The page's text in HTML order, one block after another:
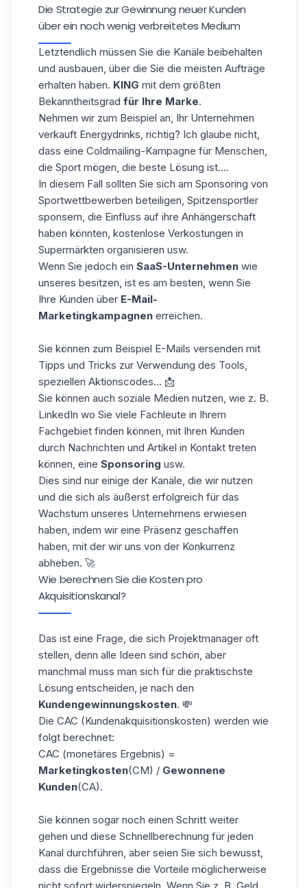
Die Strategie zur Gewinnung neuer Kunden
über ein noch wenig verbreitetes Medium
Letztendlich müssen Sie die Kanäle beibehalten
und ausbauen, über die Sie die meisten Aufträge
erhalten haben. KING mit dem größten
Bekanntheitsgrad für Ihre Marke.
Nehmen wir zum Beispiel an, Ihr Unternehmen
verkauft Energydrinks, richtig? Ich glaube nicht,
dass eine Coldmailing-Kampagne für Menschen,
die Sport mögen, die beste Lösung ist....
In diesem Fall sollten Sie sich am Sponsoring von
Sportwettbewerben beteiligen, Spitzensportler
sponsern, die Einfluss auf ihre Anhängerschaft
haben könnten, kostenlose Verkostungen in
Supermärkten organisieren usw.
Wenn Sie jedoch ein SaaS-Unternehmen wie
unseres besitzen, ist es am besten, wenn Sie
Ihre Kunden über E-Mail-
Marketingkampagnen erreichen.
Sie können zum Beispiel E-Mails versenden mit
Tipps und Tricks zur Verwendung des Tools,
speziellen Aktionscodes... 📩
Sie können auch soziale Medien nutzen, wie z. B.
LinkedIn wo Sie viele Fachleute in Ihrem
Fachgebiet finden können, mit Ihren Kunden
durch Nachrichten und Artikel in Kontakt treten
können, eine Sponsoring usw.
Dies sind nur einige der Kanäle, die wir nutzen
und die sich als äußerst erfolgreich für das
Wachstum unseres Unternehmens erwiesen
haben, indem wir eine Präsenz geschaffen
haben, mit der wir uns von der Konkurrenz
abheben. 🚀
Wie berechnen Sie die Kosten pro
Akquisitionskanal?
Das ist eine Frage, die sich Projektmanager oft
stellen, denn alle Ideen sind schön, aber
manchmal muss man sich für die praktischste
Lösung entscheiden, je nach den
Kundengewinnungskosten. 💸
Die CAC (Kundenakquisitionskosten) werden wie
folgt berechnet:
CAC (monetäres Ergebnis) =
Marketingkosten(CM) / Gewonnene
Kunden(CA).
Sie können sogar noch einen Schritt weiter
gehen und diese Schnellberechnung für jeden
Kanal durchführen, aber seien Sie sich bewusst,
dass die Ergebnisse die Vorteile möglicherweise